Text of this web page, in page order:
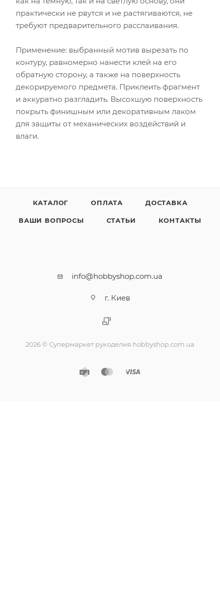
практически не рвутся и не растягиваются, не
требуют предварительного расслаивания.
Применение: выбранный мотив вырезать по
контуру, равномерно нанести клей на его
обратную сторону, а также на поверхность
декорируемого предмета. Приклеить фрагмент
и аккуратно разгладить. Высохшую поверхность
покрыть финишным или декоративным лаком
для защиты от механических воздействий и
влаги.
КАТАЛОГ ОПЛАТА ДОСТАВКА
ВАШИ ВОПРОСЫ СТАТЬИ КОНТАКТЫ
info@hobbyshop.com.ua
г. Киев
2026 © Супермаркет рукоделия hobbyshop.com.ua